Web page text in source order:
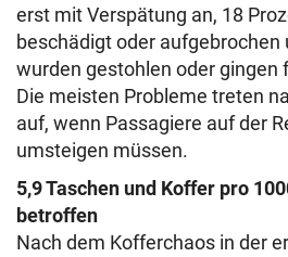
erst mit Verspätung an, 18
beschädigt oder aufgebrochen
wurden gestohlen oder gingen
Die meisten Probleme treten
auf, wenn Passagiere auf der
umsteigen müssen.
5,9 Taschen und Koffer pro
betroffen
Nach dem Kofferchaos in der